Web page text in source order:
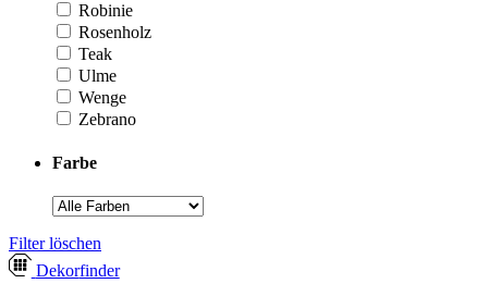
Robinie
Rosenholz
Teak
Ulme
Wenge
Zebrano
Farbe
­Filter löschen
Dekorfinder